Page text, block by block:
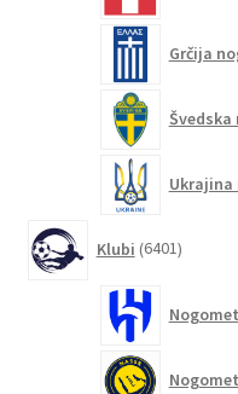
Grčija
Švedska
Ukrajina
Klubi 6401izdelek